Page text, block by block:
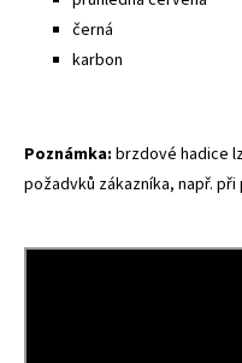
černá
karbon
Poznámka: brzdové hadice
požadvků zákazníka, např.